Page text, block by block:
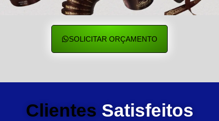
SOLICITAR ORÇAMENTO
Clientes Satisfeitos